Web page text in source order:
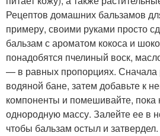
Рецептов домашних бальзамов
примеру, своими руками просто
бальзам с ароматом кокоса и
понадобятся пчелиный воск,
— в равных пропорциях. Сначала
водяной бане, затем добавьте к
компоненты и помешивайте, пока
однородную массу. Залейте ее в
чтобы бальзам остыл и затвердел.